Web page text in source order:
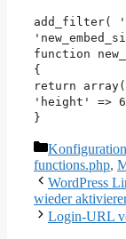
add_filter(
function
{
return
'height' =>
}
Kategorien
Konfiguration
functions.php,
WordPress
wieder
Login-URL